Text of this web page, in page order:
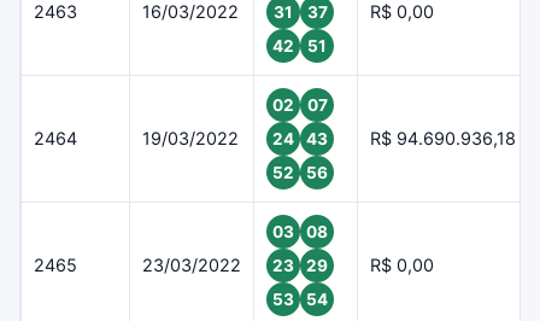
2463 16/03/2022
31
37
42
51
R$ 0,00
2464 19/03/2022
02
07
24
43
52
56
R$ 94.690.936,18
2465 23/03/2022
03
08
23
29
53
54
R$ 0,00